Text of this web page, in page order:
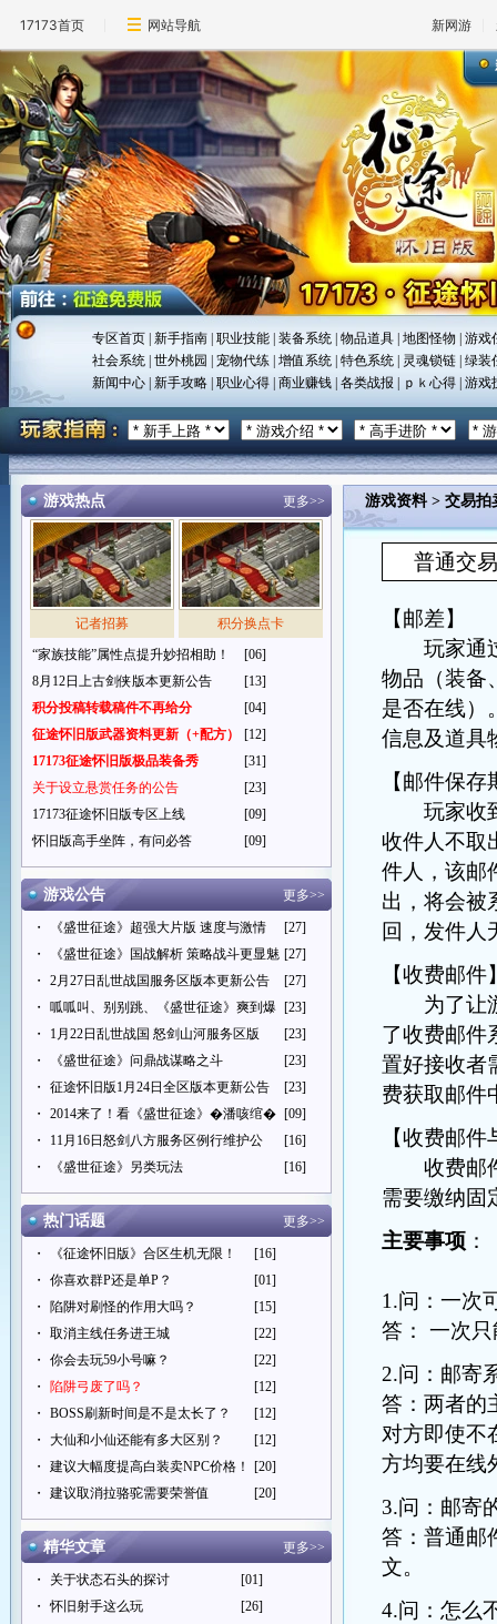
17173首页 网站导航 新网游
专区首页 |新手指南 |职业技能 |装备系统 |物品道具 |地图怪物 |游戏
社会系统 |世外桃园 |宠物代练 |增值系统 |特色系统 灵魂锁链 |绿装
新闻中心 |新手攻略 |职业心得 |商业赚钱 |各类战报 ｐｋ心得 |游戏
游戏热点 更多>>
记者招募
积分换点卡
“家族技能”属性点提升妙招相助！
[06]
8月12日上古剑侠版本更新公告
[13]
积分投稿转载稿件不再给分
[04]
征途怀旧版武器资料更新（+配方）
[12]
17173征途怀旧版极品装备秀
[31]
关于设立悬赏任务的公告
[23]
17173征途怀旧版专区上线
[09]
怀旧版高手坐阵，有问必答
[09]
游戏公告 更多>>
・ 《盛世征途》超强大片版 速度与激情
[27]
・
《盛世征途》国战解析 策略战斗更显魅 [27]
・
2月27日乱世战国服务区版本更新公告
[27]
・
呱呱叫、别别跳、《盛世征途》爽到爆 [23]
・
1月22日乱世战国 怒剑山河服务区版
[23]
・
《盛世征途》问鼎战谋略之斗
[23]
・
征途怀旧版1月24日全区版本更新公告
[23]
・
2014来了！看《盛世征途》�潘咳绾� [09]
・
11月16日怒剑八方服务区例行维护公
[16]
・
《盛世征途》另类玩法 [16]
热门话题 更多>>
・ 《征途怀旧版》合区生机无限！
[16]
・
你喜欢群P还是单P？
[01]
・
陷阱对刷怪的作用大吗？
[15]
・
取消主线任务进王城
[22]
・
你会去玩59小号嘛？
[22]
・
陷阱弓废了吗？
[12]
・
BOSS刷新时间是不是太长了？
[12]
・
大仙和小仙还能有多大区别？
[12]
・
建议大幅度提高白装卖NPC价格！
[20]
・
建议取消拉骆驼需要荣誉值 [20]
精华文章 更多>>
・ 关于状态石头的探讨
[01]
・
怀旧射手这么玩
[26]
游戏资料> 交易拍
普通交
【邮差】
玩家通过
物品（装备
是否在线）
信息及道具
【邮件保存
玩家收到
收件人不取
件人，该邮
出，将会被
回，发件人
【收费邮件
为了让游
了收费邮件
置好接收者
费获取邮件
【收费邮
收费邮件
需要缴纳固
主要事项 ：
1.问：一次
答： 一次
2.问：邮寄
答： 两者的
对方即使不
方均要在线
3.问：邮寄
答： 普通邮
文。
4.问：怎么